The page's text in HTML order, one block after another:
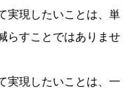
実現したいことは、単
らすことではありませ
実現したいことは、一